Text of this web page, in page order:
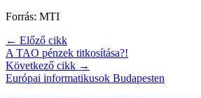
Forrás: MTI
← Előző cikk
A TAO pénzek titkosítása?!
Következő cikk →
Európai informatikusok Budapesten